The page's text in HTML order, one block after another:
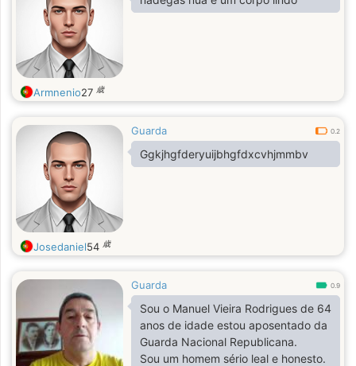
Armnenio27 歳
Guarda 0.2
Ggkjhgfderyuijbhgfdxcvhjmmbv
Josedaniel54 歳
Guarda 0.9
Sou o Manuel Vieira Rodrigues de 64
anos de idade estou aposentado da
Guarda Nacional Republicana.
Sou um homem sério leal e honesto.